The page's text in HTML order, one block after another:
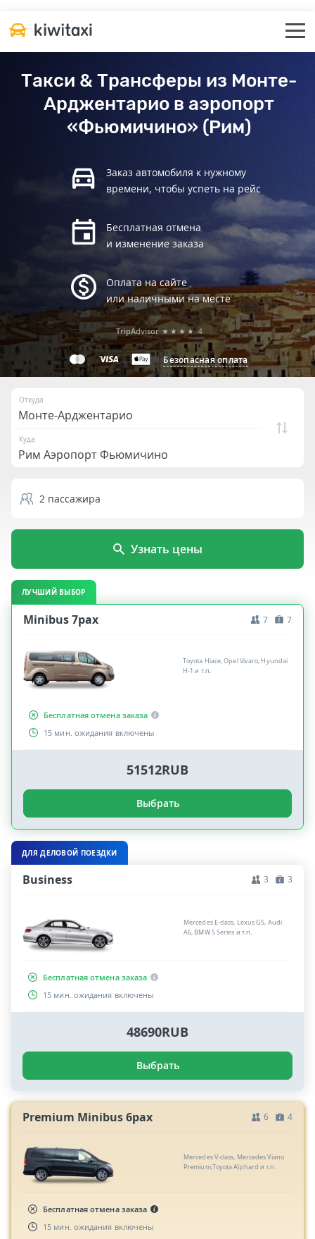
Такси & Трансферы из Монте-
Арджентарио в аэропорт
«Фьюмичино» (Рим)
Заказ автомобиля к нужному
времени, чтобы успеть на рейс
Бесплатная отмена
и изменение заказа
Оплата на сайте
или наличными на месте
Безопасная оплата
TripAdvisor ★★★★ 4
Откуда
Куда
2 пассажира
Узнать цены
ЛУЧШИЙ ВЫБОР
Minibus 7pax 7 7
Toyota Hiace, Opel Vivaro, Hyundai
H-1 и т.п.
Бесплатная отмена заказа
15 мин. ожидания включены
51512RUB
Выбрать
ДЛЯ ДЕЛОВОЙ ПОЕЗДКИ
Business 3 3
Mercedes E-class, Lexus GS, Audi
A6, BMW 5 Series и т.п.
Бесплатная отмена заказа
15 мин. ожидания включены
48690RUB
Выбрать
Premium Minibus 6pax 6 4
Mercedes V-class, Mercedes Viano
Premium,Toyota Alphard и т.п.
Бесплатная отмена заказа
15 мин. ожидания включены